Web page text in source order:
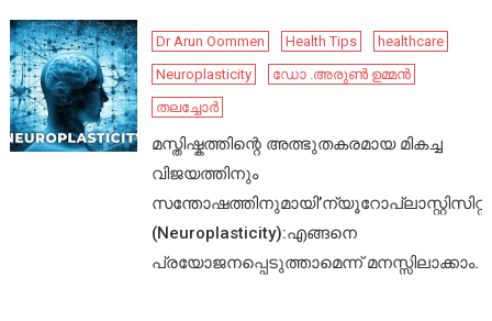
Dr Arun Oommen Health Tips
healthcare
Neuroplasticity
ഡോ .അരുൺ ഉമ്മൻ
തലച്ചോർ
മസ്തിഷ്കത്തിന്റെ അത്ഭുതകരമായ മികച്ച
വിജയത്തിനും
സന്തോഷത്തിനുമായി’ന്യൂറോപ്ലാസ്റ്റിസിറ്റി’
(Neuroplasticity):എങ്ങനെ
പ്രയോജനപ്പെടുത്താമെന്ന് മനസ്സിലാക്കാം.